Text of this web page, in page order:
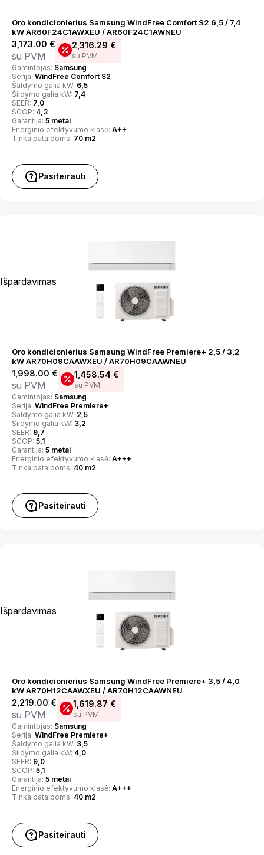
Oro kondicionierius Samsung WindFree Comfort S2 6,5 / 7,4
kW AR60F24C1AWXEU / AR60F24C1AWNEU
3,173.00 €
su PVM
2,316.29 €
su PVM
Gamintojas: Samsung
Serija: WindFree Comfort S2
Šaldymo galia kW: 6,5
Šildymo galia kW: 7,4
SEER: 7,0
SCOP: 4,3
Garantija: 5 metai
Energinio efektyvumo klasė: A++
Tinka patalpoms: 70 m2
Pasiteirauti
Išpardavimas
Oro kondicionierius Samsung WindFree Premiere+ 2,5 / 3,2
kW AR70H09CAAWXEU / AR70H09CAAWNEU
1,998.00 €
su PVM
1,458.54 €
su PVM
Gamintojas: Samsung
Serija: WindFree Premiere+
Šaldymo galia kW: 2,5
Šildymo galia kW: 3,2
SEER: 9,7
SCOP: 5,1
Garantija: 5 metai
Energinio efektyvumo klasė: A+++
Tinka patalpoms: 40 m2
Pasiteirauti
Išpardavimas
Oro kondicionierius Samsung WindFree Premiere+ 3,5 / 4,0
kW AR70H12CAAWXEU / AR70H12CAAWNEU
2,219.00 €
su PVM
1,619.87 €
su PVM
Gamintojas: Samsung
Serija: WindFree Premiere+
Šaldymo galia kW: 3,5
Šildymo galia kW: 4,0
SEER: 9,0
SCOP: 5,1
Garantija: 5 metai
Energinio efektyvumo klasė: A+++
Tinka patalpoms: 40 m2
Pasiteirauti